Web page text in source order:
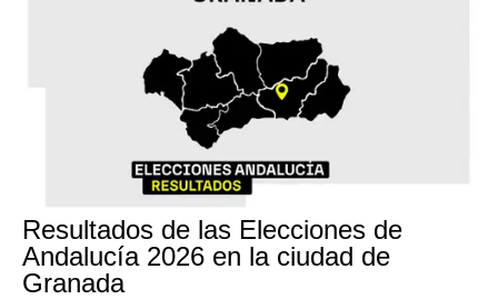
Resultados de las Elecciones de
Andalucía 2026 en la ciudad de
Granada